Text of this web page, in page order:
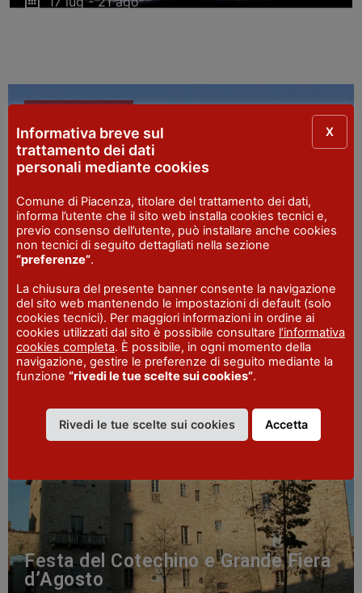
22 - 24 ago
Rottofreno
SAGRE E FESTE
Festa del Cotechino e Grande Fiera
d’Agosto
Informativa breve sul
trattamento dei dati
personali mediante cookies
Comune di Piacenza, titolare del trattamento dei dati,
informa l’utente che il sito web installa cookies tecnici e,
previo consenso dell’utente, può installare anche cookies
non tecnici di seguito dettagliati nella sezione
“preferenze”.
La chiusura del presente banner consente la navigazione
del sito web mantenendo le impostazioni di default (solo
cookies tecnici). Per maggiori informazioni in ordine ai
cookies utilizzati dal sito è possibile consultare l’informativa
cookies completa. È possibile, in ogni momento della
navigazione, gestire le preferenze di seguito mediante la
funzione “rivedi le tue scelte sui cookies”.
Rivedi le tue scelte sui cookies Accetta
X